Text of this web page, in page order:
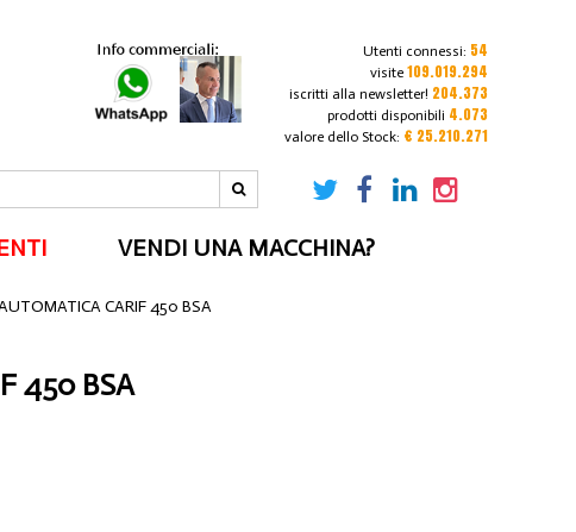
Utenti connessi: 54
visite 109.019.294
iscritti alla newsletter! 204.373
prodotti disponibili 4.073
valore dello Stock: € 25.210.271
VENDI UNA MACCHINA?
CARIF 450 BSA
450 BSA